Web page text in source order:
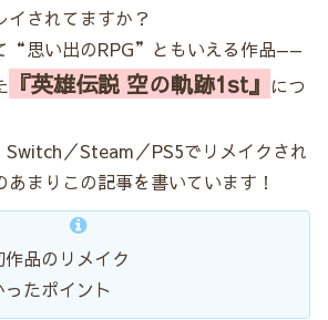
イされてますか？
“思い出のRPG”ともいえる作品——
『英雄伝説 空の軌跡1st』 につ
／Steam／PS5でリメイクされ
まりこの記事を書いています！
品のリメイク
たポイント